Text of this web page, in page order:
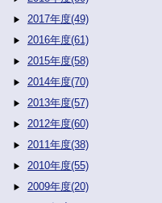
2017年度(49)
2016年度(61)
2015年度(58)
2014年度(70)
2013年度(57)
2012年度(60)
2011年度(38)
2010年度(55)
2009年度(20)